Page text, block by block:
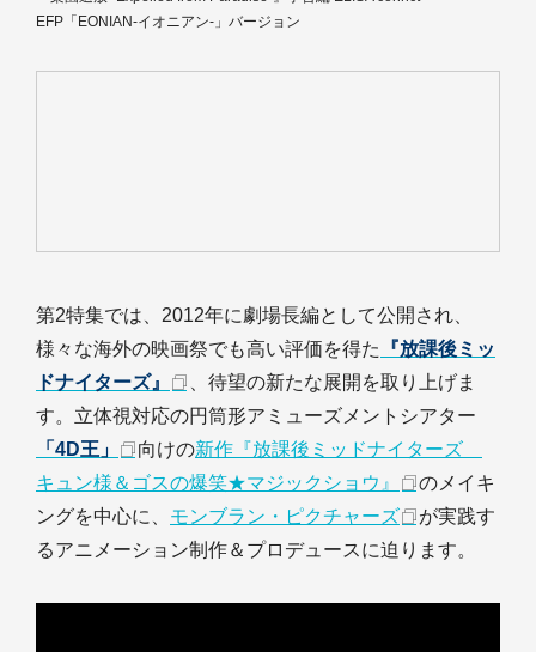
EFP「EONIAN-イオニアン-」バージョン
第2特集では、2012年に劇場長編として公開され、
様々な海外の映画祭でも高い評価を得た
『放課後ミッ
ドナイターズ』
、待望の新たな展開を取り上げま
す。立体視対応の円筒形アミューズメントシアター
「4D王」
向けの新作『放課後ミッドナイターズ
キュン様＆ゴスの爆笑★マジックショウ』
のメイキ
ングを中心に、 モンブラン・ピクチャーズ
が実践す
るアニメーション制作＆プロデュースに迫ります。